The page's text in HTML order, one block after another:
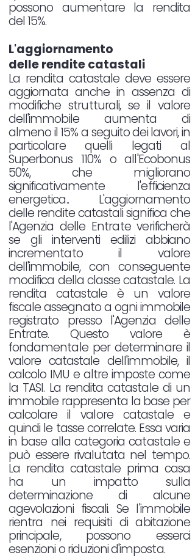
possono aumentare la rendita
del 15%.
L'aggiornamento
delle rendite catastali
La rendita catastale deve essere
aggiornata anche in assenza di
modifiche strutturali, se il valore
dell'immobile aumenta di
almeno il 15% a seguito dei lavori, in
particolare quelli legati al
Superbonus 110% o all'Ecobonus
50%, che migliorano
significativamente l'efficienza
energetica.. L'aggiornamento
delle rendite catastali significa che
l'Agenzia delle Entrate verificherà
se gli interventi edilizi abbiano
incrementato il valore
dell'immobile, con conseguente
modifica della classe catastale. La
rendita catastale è un valore
fiscale assegnato a ogni immobile
registrato presso l'Agenzia delle
Entrate. Questo valore è
fondamentale per determinare il
valore catastale dell'immobile, il
calcolo IMU e altre imposte come
la TASI. La rendita catastale di un
immobile rappresenta la base per
calcolare il valore catastale e
quindi le tasse correlate. Essa varia
in base alla categoria catastale e
può essere rivalutata nel tempo.
La rendita catastale prima casa
ha un impatto sulla
determinazione di alcune
agevolazioni fiscali. Se l'immobile
rientra nei requisiti di abitazione
principale, possono esserci
esenzioni o riduzioni d'imposta.